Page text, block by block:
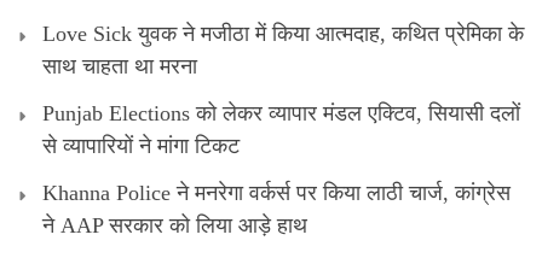
Love Sick युवक ने मजीठा में किया आत्मदाह, कथित प्रेमिका के
साथ चाहता था मरना
Punjab Elections को लेकर व्यापार मंडल एक्टिव, सियासी दलों
से व्यापारियों ने मांगा टिकट
Khanna Police ने मनरेगा वर्कर्स पर किया लाठी चार्ज, कांग्रेस
ने AAP सरकार को लिया आड़े हाथ